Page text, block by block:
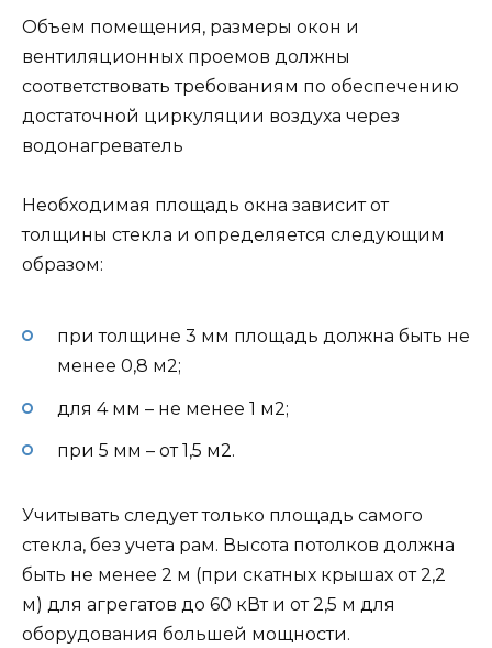
Объем помещения, размеры окон и
вентиляционных проемов должны
соответствовать требованиям по обеспечению
достаточной циркуляции воздуха через
водонагреватель
Необходимая площадь окна зависит от
толщины стекла и определяется следующим
образом:
при толщине 3 мм площадь должна быть не
менее 0,8 м2;
для 4 мм – не менее 1 м2;
при 5 мм – от 1,5 м2.
Учитывать следует только площадь самого
стекла, без учета рам. Высота потолков должна
быть не менее 2 м (при скатных крышах от 2,2
м) для агрегатов до 60 кВт и от 2,5 м для
оборудования большей мощности.